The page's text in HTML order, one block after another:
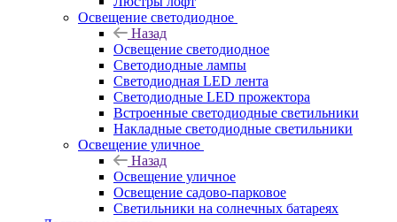
Освещение светодиодное
Назад
Освещение светодиодное
Светодиодные лампы
Светодиодная LED лента
Светодиодные LED прожектора
Встроенные светодиодные светильники
Накладные светодиодные светильники
Освещение уличное
Назад
Освещение уличное
Освещение садово-парковое
Светильники на солнечных батареях